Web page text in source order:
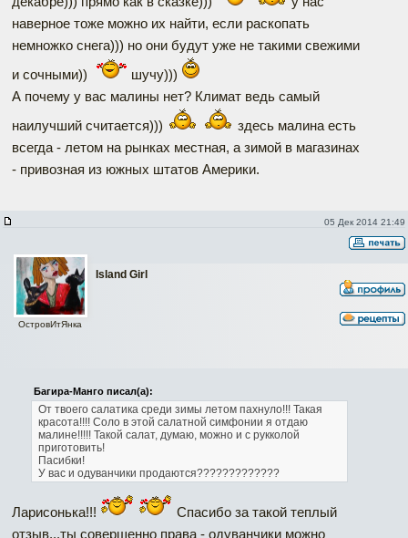
наверное тоже можно их найти, если раскопать
немножко снега))) но они будут уже не такими свежими
и сочными))
шучу)))
А почему у вас малины нет? Климат ведь самый
наилучший считается)))
здесь малина есть
всегда - летом на рынках местная, а зимой в магазинах
- привозная из южных штатов Америки.
05 Дек 2014 21:49
Island Girl
ОстровИтЯнка
Багира-Манго писал(а):
От твоего салатика среди зимы летом пахнуло!!! Такая
красота!!!! Соло в этой салатной симфонии я отдаю
малине!!!!! Такой салат, думаю, можно и с рукколой
приготовить!
Пасибки!
У вас и одуванчики продаются?????????????
Ларисонька!!!
Спасибо за такой теплый
отзыв...ты совершенно права - одуванчики можно